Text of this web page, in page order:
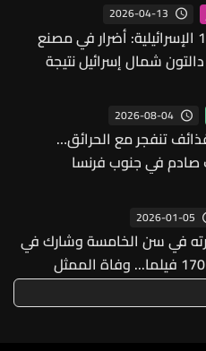
2026-04-13
القناة 12 الإسرائيلية: أضرار في مصنع
شمال إسرائيل نتيجة
2026-08-04
تنفجر مع الحرائق…
في جنوب فرنسا
2026-01-05
في سن الخامسة وشارك في
أكثر من 170 فيلما... وفاة الممثل
آن سونغ كي